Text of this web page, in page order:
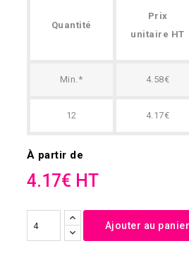
Quantité
Prix
unitaire HT
Min.* 4.58€
12 4.17€
À partir de
4.17€ HT
Ajouter au panier